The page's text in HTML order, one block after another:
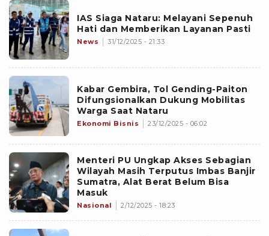
IAS Siaga Nataru: Melayani Sepenuh
Hati dan Memberikan Layanan Pasti
News 31/12/2025 - 21:33
Kabar Gembira, Tol Gending-Paiton
Difungsionalkan Dukung Mobilitas
Warga Saat Nataru
Ekonomi Bisnis 23/12/2025 - 06:02
Menteri PU Ungkap Akses Sebagian
Wilayah Masih Terputus Imbas Banjir
Sumatra, Alat Berat Belum Bisa
Masuk
Nasional 2/12/2025 - 18:23